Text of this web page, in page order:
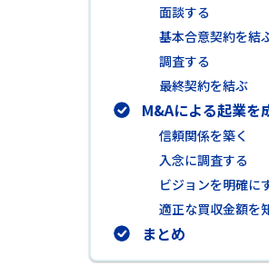
面談する
基本合意契約を結
調査する
最終契約を結ぶ
M&Aによる起業を
信頼関係を築く
入念に調査する
ビジョンを明確に
適正な買収金額を
まとめ